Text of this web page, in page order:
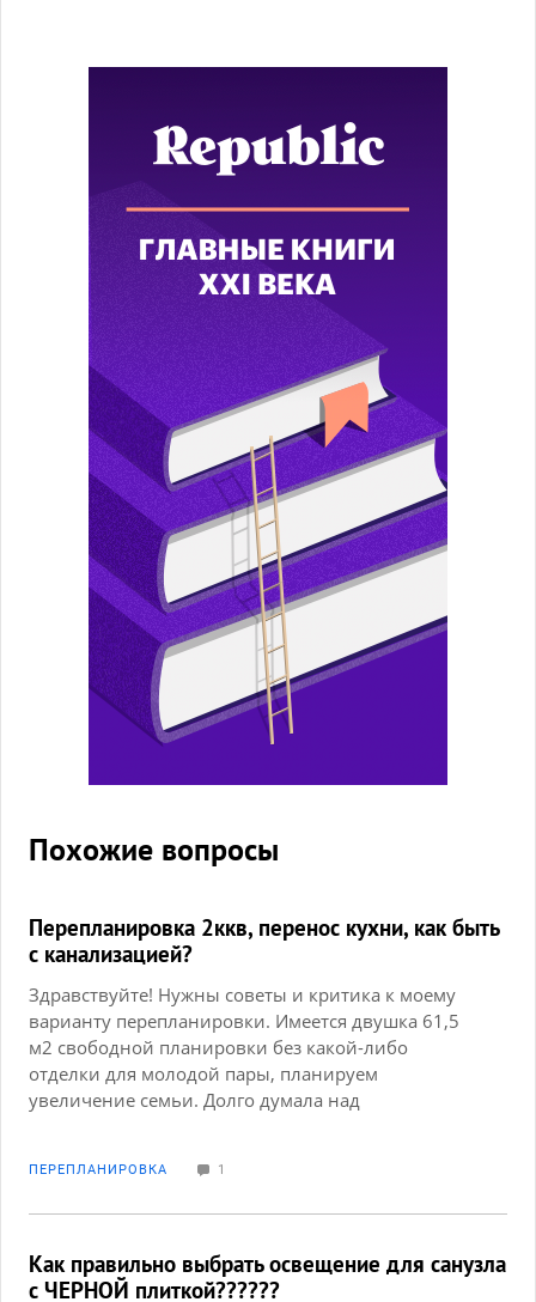
Похожие вопросы
Перепланировка 2ккв, перенос кухни, как быть
с канализацией?
Здравствуйте! Нужны советы и критика к моему
варианту перепланировки. Имеется двушка 61,5
м2 свободной планировки без какой-либо
отделки для молодой пары, планируем
увеличение семьи. Долго думала над
картинки с планировкой стандартной от
поэтому постаралась учесть все нормы, поправьте
меня, если где-то ошиблась. Основная идея
ПЕРЕПЛАНИРОВКА 1
Как правильно выбрать освещение для санузла
с ЧЕРНОЙ плиткой??????